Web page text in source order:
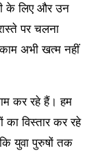
के लिए और उन
पर चलना
अभी खत्म नहीं
कर रहे हैं। हम
का विस्तार कर रहे
युवा पुरुषों तक